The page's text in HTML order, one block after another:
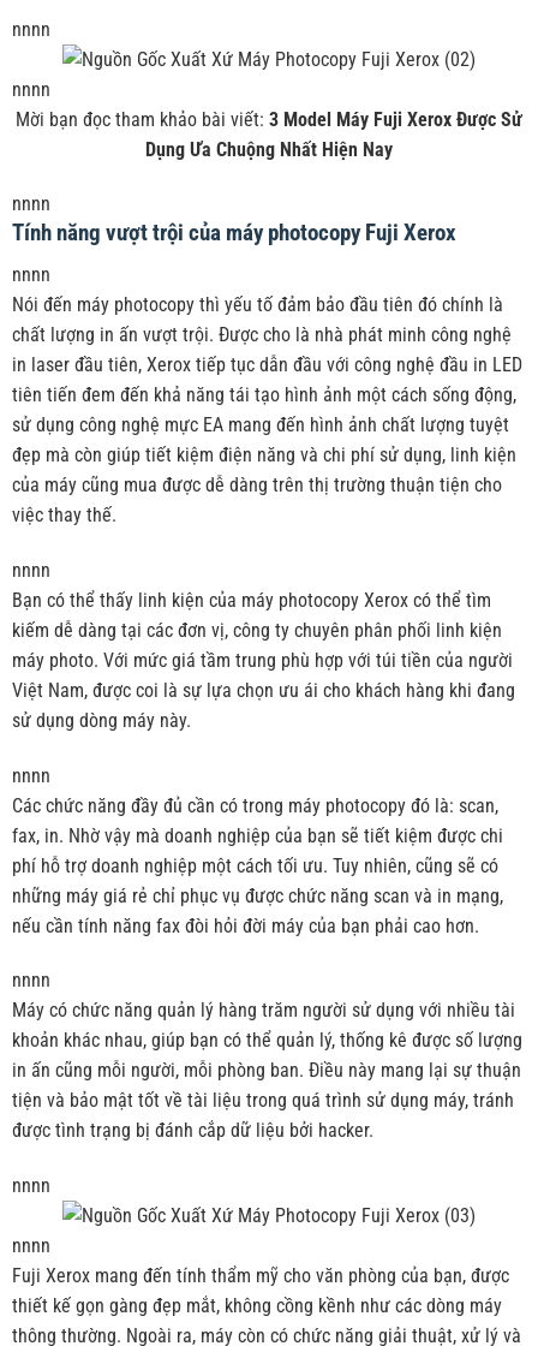
nnnn
nnnn
Mời bạn đọc tham khảo bài viết: 3 Model Máy Fuji Xerox Được Sử
Dụng Ưa Chuộng Nhất Hiện Nay
nnnn
Tính năng vượt trội của máy photocopy Fuji Xerox
nnnn
Nói đến máy photocopy thì yếu tố đảm bảo đầu tiên đó chính là
chất lượng in ấn vượt trội. Được cho là nhà phát minh công nghệ
in laser đầu tiên, Xerox tiếp tục dẫn đầu với công nghệ đầu in LED
tiên tiến đem đến khả năng tái tạo hình ảnh một cách sống động,
sử dụng công nghệ mực EA mang đến hình ảnh chất lượng tuyệt
đẹp mà còn giúp tiết kiệm điện năng và chi phí sử dụng, linh kiện
của máy cũng mua được dễ dàng trên thị trường thuận tiện cho
việc thay thế.
nnnn
Bạn có thể thấy linh kiện của máy photocopy Xerox có thể tìm
kiếm dễ dàng tại các đơn vị, công ty chuyên phân phối linh kiện
máy photo. Với mức giá tầm trung phù hợp với túi tiền của người
Việt Nam, được coi là sự lựa chọn ưu ái cho khách hàng khi đang
sử dụng dòng máy này.
nnnn
Các chức năng đầy đủ cần có trong máy photocopy đó là: scan,
fax, in. Nhờ vậy mà doanh nghiệp của bạn sẽ tiết kiệm được chi
phí hỗ trợ doanh nghiệp một cách tối ưu. Tuy nhiên, cũng sẽ có
những máy giá rẻ chỉ phục vụ được chức năng scan và in mạng,
nếu cần tính năng fax đòi hỏi đời máy của bạn phải cao hơn.
nnnn
Máy có chức năng quản lý hàng trăm người sử dụng với nhiều tài
khoản khác nhau, giúp bạn có thể quản lý, thống kê được số lượng
in ấn cũng mỗi người, mỗi phòng ban. Điều này mang lại sự thuận
tiện và bảo mật tốt về tài liệu trong quá trình sử dụng máy, tránh
được tình trạng bị đánh cắp dữ liệu bởi hacker.
nnnn
nnnn
Fuji Xerox mang đến tính thẩm mỹ cho văn phòng của bạn, được
thiết kế gọn gàng đẹp mắt, không cồng kềnh như các dòng máy
thông thường. Ngoài ra, máy còn có chức năng giải thuật, xử lý và